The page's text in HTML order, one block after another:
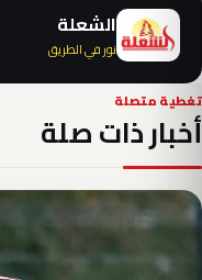
الشعلة
نور في الطريق
تغطية متصلة
أخبار ذات صلة